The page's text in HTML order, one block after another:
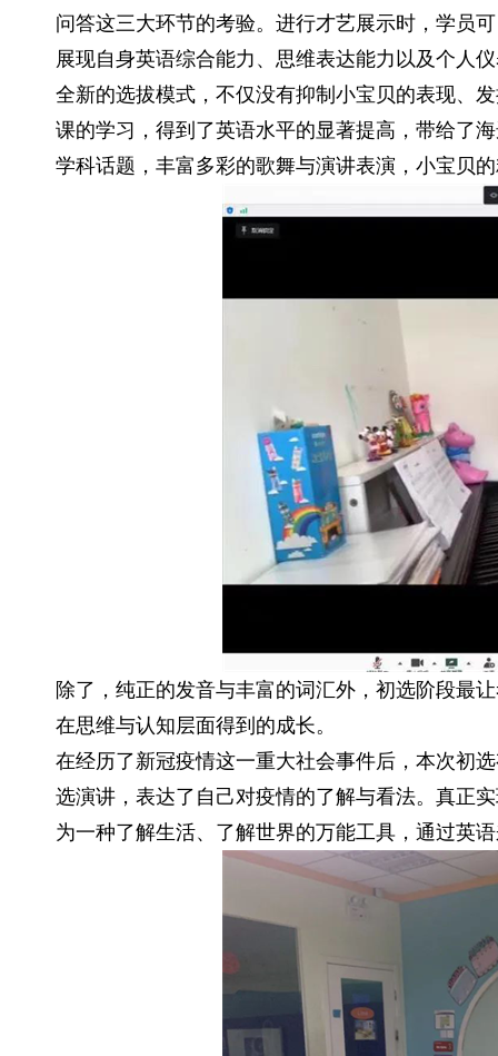
问答这三大环节的考验。进行才艺展示时，学员
展现自身英语综合能力、思维表达能力以及个人
全新的选拔模式，不仅没有抑制小宝贝的表现、
课的学习，得到了英语水平的显著提高，带给了
学科话题，丰富多彩的歌舞与演讲表演，小宝贝
除了，纯正的发音与丰富的词汇外，初选阶段最
在思维与认知层面得到的成长。
在经历了新冠疫情这一重大社会事件后，本次初
选演讲，表达了自己对疫情的了解与看法。真正
为一种了解生活、了解世界的万能工具，通过英